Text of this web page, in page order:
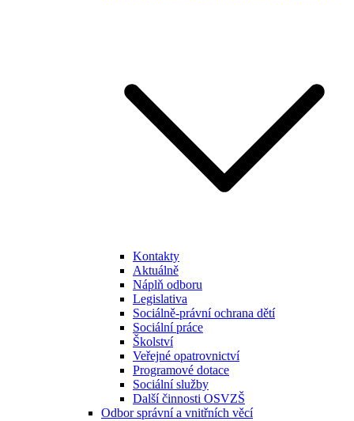
Kontakty
Aktuálně
Náplň odboru
Legislativa
Sociálně-právní ochrana dětí
Sociální práce
Školství
Veřejné opatrovnictví
Programové dotace
Sociální služby
Další činnosti OSVZŠ
Odbor správní a vnitřních věcí